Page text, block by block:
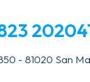
- 81020 San